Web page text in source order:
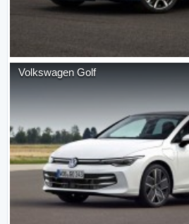
Volkswagen Golf